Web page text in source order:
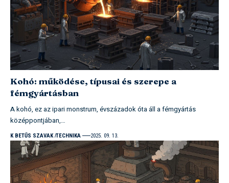
Kohó: működése, típusai és szerepe a
fémgyártásban
A kohó, ez az ipari monstrum, évszázadok óta áll a fémgyártás
középpontjában,…
K BETŰS SZAVAK TECHNIKA 2025. 09. 13.